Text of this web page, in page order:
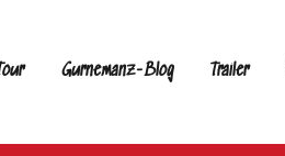
Gurnemanz-Blog Trailer